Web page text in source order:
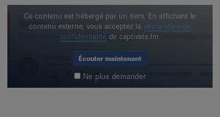
Ce contenu est hébergé par un tiers. En affichant le
contenu externe, vous acceptez la déclaration de
confidentialité de captivate.fm.
Écouter maintenant
Ne plus demander